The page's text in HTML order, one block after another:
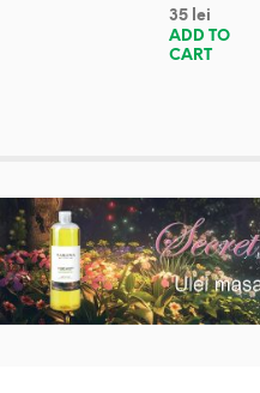
35 lei
ADD TO
CART